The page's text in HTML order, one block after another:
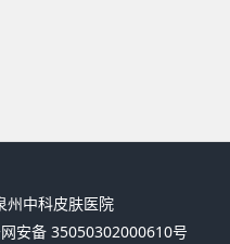
州中科皮肤医院
安备 35050302000610号